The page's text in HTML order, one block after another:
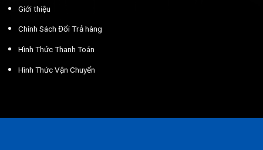
Giới thiệu
Chính Sách Đổi Trả hàng
Hình Thức Thanh Toán
Hình Thức Vận Chuyển